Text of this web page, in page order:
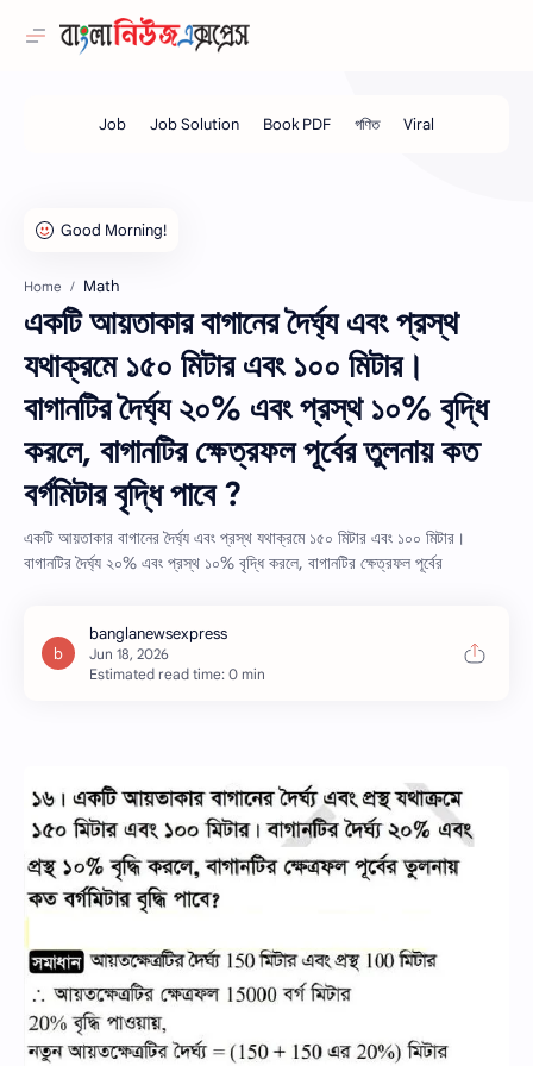
Home Math
একটি আয়তাকার বাগানের দৈর্ঘ্য এবং প্রস্থ
যথাক্রমে ১৫০ মিটার এবং ১০০ মিটার।
বাগানটির দৈর্ঘ্য ২০% এবং প্রস্থ ১০% বৃদ্ধি
করলে, বাগানটির ক্ষেত্রফল পূর্বের তুলনায় কত
বর্গমিটার বৃদ্ধি পাবে ?
একটি আয়তাকার বাগানের দৈর্ঘ্য এবং প্রস্থ যথাক্রমে ১৫০ মিটার এবং ১০০ মিটার।
বাগানটির দৈর্ঘ্য ২০% এবং প্রস্থ ১০% বৃদ্ধি করলে, বাগানটির ক্ষেত্রফল পূর্বের
Estimated read time: 0 min